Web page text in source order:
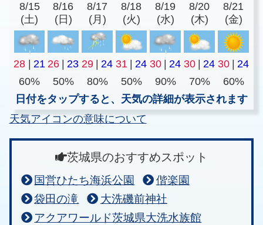
8/15
(土)
8/16
(日)
8/17
(月)
8/18
(火)
8/19
(水)
8/20
(木)
8/21
(金)
28 21 26 23 29 24 31 24 30 24 30 24 30
24
60%
50% 80% 50% 90% 70%
60%
日付をタップすると、天気の詳細が表示されます
天気アイコンの意味について
茨城県のおすすめスポット
国営ひたち海浜公園
偕楽園
袋田の滝
大洗磯前神社
アクアワールド茨城県大洗水族館